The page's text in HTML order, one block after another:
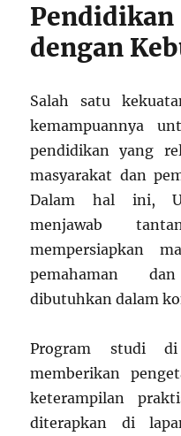
dengan
Salah satu
kemampuannya
pendidikan yang
masyarakat dan
Dalam hal ini,
menjawab
mempersiapkan
pemahaman
dibutuhkan dalam
Program studi
memberikan
keterampilan
diterapkan di